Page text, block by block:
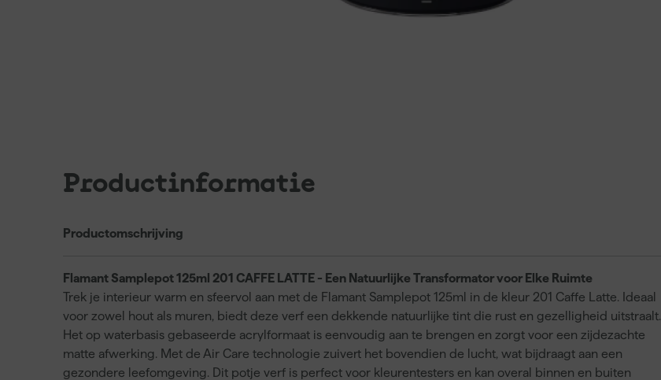
Productinformatie
Productomschrijving
Flamant Samplepot 125ml 201 CAFFE LATTE - Een Natuurlijke Transformator voor Elke Ruimte
Trek je interieur warm en sfeervol aan met de Flamant Samplepot 125ml in de kleur 201 Caffe Latte. Ideaal
voor zowel hout als muren, biedt deze verf een dekkende natuurlijke tint die rust en gezelligheid uitstraalt.
Het op waterbasis gebaseerde acrylformaat is eenvoudig aan te brengen en zorgt voor een zijdezachte
matte afwerking. Met de Air Care technologie zuivert het bovendien de lucht, wat bijdraagt aan een
gezondere leefomgeving. Dit potje verf is perfect voor kleurentesters en kan overal binnen en buiten